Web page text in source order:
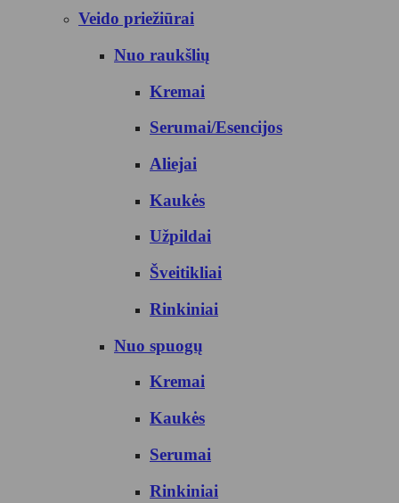
Veido priežiūrai
Nuo raukšlių
Kremai
Serumai/Esencijos
Aliejai
Kaukės
Užpildai
Šveitikliai
Rinkiniai
Nuo spuogų
Kremai
Kaukės
Serumai
Rinkiniai